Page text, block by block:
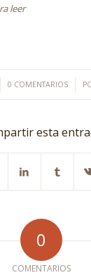
leer
0 COMENTARIOS
/
esta
0
COMENTARIOS